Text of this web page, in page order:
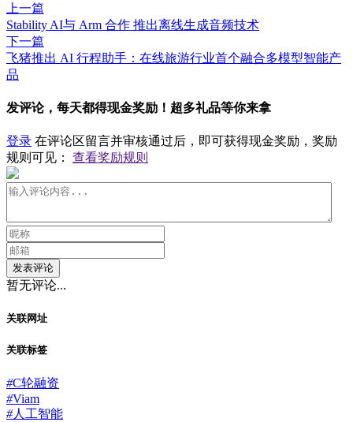
上一篇
Stability AI与 Arm 合作 推出离线生成音频技术
下一篇
飞猪推出 AI 行程助手：在线旅游行业首个融合多模型智能产
品
发评论，每天都得现金奖励！超多礼品等你来拿
登录 在评论区留言并审核通过后，即可获得现金奖励，奖励
规则可见： 查看奖励规则
发表评论
暂无评论...
关联网址
关联标签
#C轮融资
#Viam
#人工智能